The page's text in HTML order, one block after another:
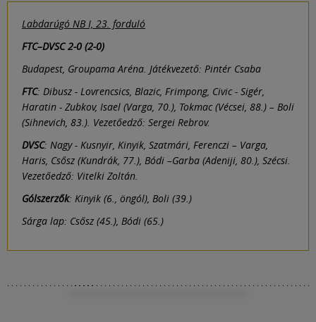
Labdarúgó NB I, 23. forduló
FTC–DVSC 2-0 (2-0)
Budapest, Groupama Aréna. Játékvezető: Pintér Csaba
FTC: Dibusz - Lovrencsics, Blazic, Frimpong, Civic - Sigér,
Haratin - Zubkov, Isael (Varga, 70.), Tokmac (Vécsei, 88.) – Boli
(Sihnevich, 83.). Vezetőedző: Sergei Rebrov.
DVSC: Nagy - Kusnyir, Kinyik, Szatmári, Ferenczi – Varga,
Haris, Csősz (Kundrák, 77.), Bódi –Garba (Adeniji, 80.), Szécsi.
Vezetőedző: Vitelki Zoltán.
Gólszerzők: Kinyik (6., öngól), Boli (39.)
Sárga lap: Csősz (45.), Bódi (65.)